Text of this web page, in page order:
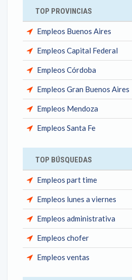
TOP PROVINCIAS
Empleos Buenos Aires
Empleos Capital Federal
Empleos Córdoba
Empleos Gran Buenos Aires
Empleos Mendoza
Empleos Santa Fe
TOP BÚSQUEDAS
Empleos part time
Empleos lunes a viernes
Empleos administrativa
Empleos chofer
Empleos ventas